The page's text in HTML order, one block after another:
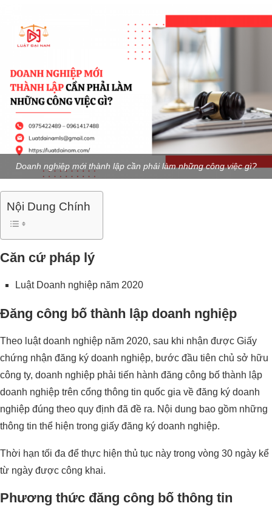
Doanh nghiệp mới thành lập cần phải làm những công việc gì?
Nội Dung Chính
Căn cứ pháp lý
Luật Doanh nghiệp năm 2020
Đăng công bố thành lập doanh nghiệp
Theo luật doanh nghiệp năm 2020, sau khi nhận được Giấy
chứng nhận đăng ký doanh nghiệp, bước đầu tiên chủ sở hữu
công ty, doanh nghiệp phải tiến hành đăng công bố thành lập
doanh nghiệp trên cổng thông tin quốc gia về đăng ký doanh
nghiệp đúng theo quy định đã đề ra. Nội dung bao gồm những
thông tin thể hiện trong giấy đăng ký doanh nghiệp.
Thời hạn tối đa để thực hiện thủ tục này trong vòng 30 ngày kể
từ ngày được công khai.
Phương thức đăng công bố thông tin